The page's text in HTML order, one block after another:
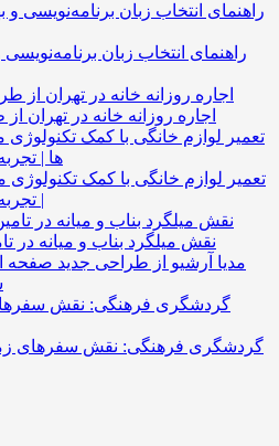
راهنمای انتخاب زبان
اجاره روزانه خانه در تهران
|
نقش میلگرد بناب و میانه در
مدیا آرشیو از طراحی جدید
گردشگری فرهنگی: نقش سفرهای